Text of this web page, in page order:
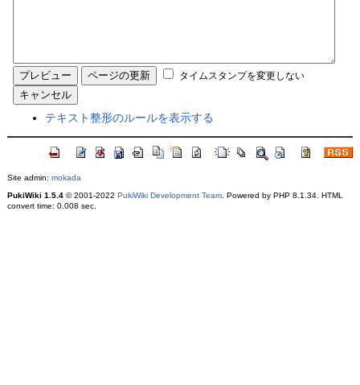
タイムスタンプを変更しない
テキスト整形のルールを表示する
Site admin: mokada
PukiWiki 1.5.4© 2001-2022 PukiWiki Development Team. Powered by PHP 8.1.34. HTML
convert time: 0.008 sec.